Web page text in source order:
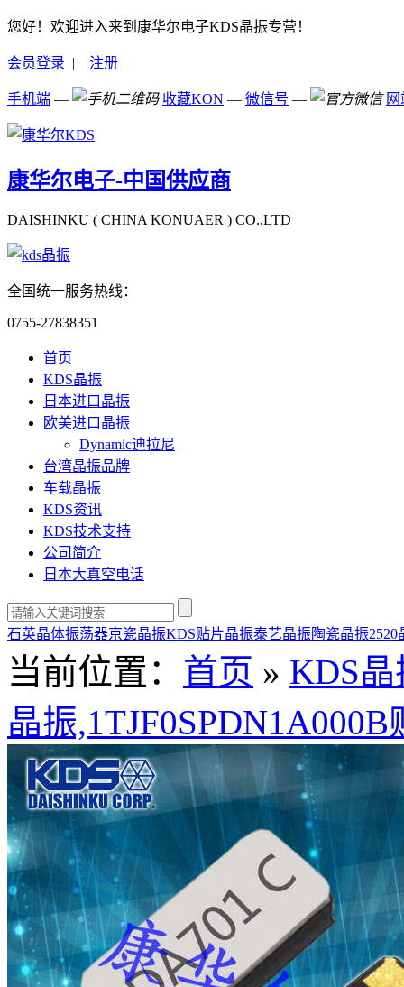
您好！欢迎进入来到康华尔电子KDS晶振专营！
会员登录 | 注册
手机端 — 收藏KON — 微信号 —
康华尔电子-中国供应商
DAISHINKU ( CHINA KONUAER ) CO.,LTD
全国统一服务热线：
0755-27838351
首页
KDS晶振
日本进口晶振
欧美进口晶振
Dynamic迪拉尼
台湾晶振品牌
车载晶振
KDS资讯
KDS技术支持
公司简介
日本大真空电话
石英晶体振荡器京瓷晶振KDS贴片晶振泰艺晶振陶瓷晶振2520
当前位置： 首页 » KDS晶
晶振